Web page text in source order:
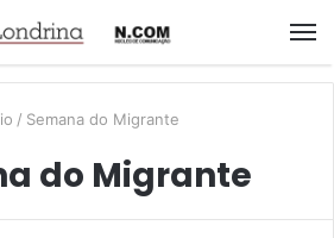
/ Semana do Migrante
do Migrante